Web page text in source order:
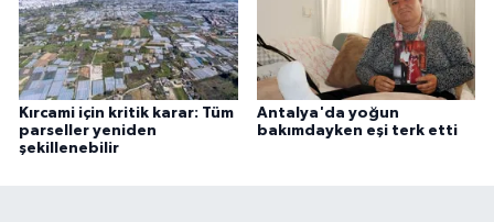
Kırcami için kritik karar: Tüm
parseller yeniden
şekillenebilir
Antalya'da yoğun
bakımdayken eşi terk etti